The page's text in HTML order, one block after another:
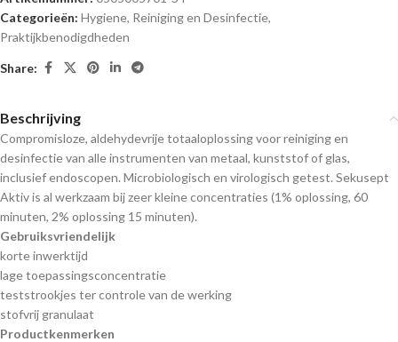
Categorieën: Hygiene, Reiniging en Desinfectie,
Praktijkbenodigdheden
Share:
Beschrijving
Compromisloze, aldehydevrije totaaloplossing voor reiniging en
desinfectie van alle instrumenten van metaal, kunststof of glas,
inclusief endoscopen. Microbiologisch en virologisch getest. Sekusept
Aktiv is al werkzaam bij zeer kleine concentraties (1% oplossing, 60
minuten, 2% oplossing 15 minuten).
Gebruiksvriendelijk
korte inwerktijd
lage toepassingsconcentratie
teststrookjes ter controle van de werking
stofvrij granulaat
Productkenmerken